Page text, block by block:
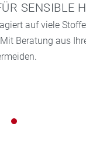
SENSIBLE
auf viele
Beratung aus